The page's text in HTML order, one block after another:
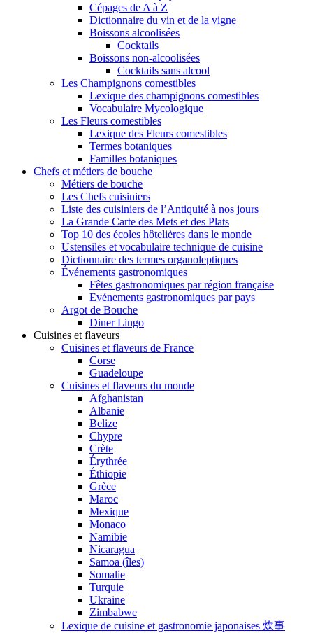
Cépages de A à Z
Dictionnaire du vin et de la vigne
Boissons alcoolisées
Cocktails
Boissons non-alcoolisées
Cocktails sans alcool
Les Champignons comestibles
Lexique des champignons comestibles
Vocabulaire Mycologique
Les Fleurs comestibles
Lexique des Fleurs comestibles
Termes botaniques
Familles botaniques
Chefs et métiers de bouche
Métiers de bouche
Les Chefs cuisiniers
Liste des cuisiniers de l’Antiquité à nos jours
La Grande Carte des Mets et des Plats
Top 10 des écoles hôtelières dans le monde
Ustensiles et vocabulaire technique de cuisine
Dictionnaire des termes organoleptiques
Événements gastronomiques
Fêtes gastronomiques par région française
Evénements gastronomiques par pays
Argot de Bouche
Diner Lingo
Cuisines et flaveurs
Cuisines et flaveurs de France
Corse
Guadeloupe
Cuisines et flaveurs du monde
Afghanistan
Albanie
Belize
Chypre
Crète
Érythrée
Éthiopie
Grèce
Maroc
Mexique
Monaco
Namibie
Nicaragua
Samoa (îles)
Somalie
Turquie
Ukraine
Zimbabwe
Lexique de cuisine et gastronomie japonaises 炊事